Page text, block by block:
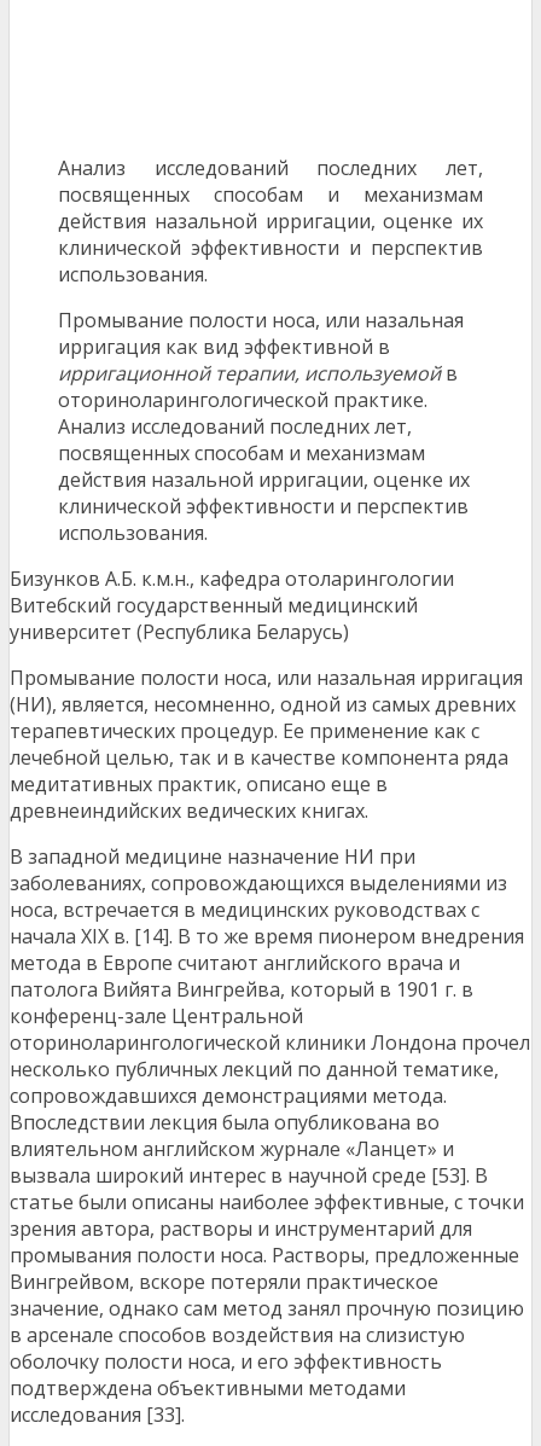
Анализ исследований последних лет,
посвященных способам и механизмам
действия назальной ирригации, оценке их
клинической эффективности и перспектив
использования.
Промывание полости носа, или назальная
ирригация как вид эффективной в
ирригационной терапии, используемойв
оториноларингологической практике.
Анализ исследований последних лет,
посвященных способам и механизмам
действия назальной ирригации, оценке их
клинической эффективности и перспектив
использования.
Бизунков А.Б. к.м.н., кафедра отоларингологии
Витебский государственный медицинский
университет (Республика Беларусь)
Промывание полости носа, или назальная ирригация
(НИ), является, несомненно, одной из самых древних
терапевтических процедур. Ее применение как с
лечебной целью, так и в качестве компонента ряда
медитативных практик, описано еще в
древнеиндийских ведических книгах.
В западной медицине назначение НИ при
заболеваниях, сопровождающихся выделениями из
носа, встречается в медицинских руководствах с
начала XIX в. [14]. В то же время пионером внедрения
метода в Европе считают английского врача и
патолога Вийята Вингрейва, который в 1901 г. в
конференц-зале Центральной
оториноларингологической клиники Лондона прочел
несколько публичных лекций по данной тематике,
сопровождавшихся демонстрациями метода.
Впоследствии лекция была опубликована во
влиятельном английском журнале «Ланцет» и
вызвала широкий интерес в научной среде [53]. В
статье были описаны наиболее эффективные, с точки
зрения автора, растворы и инструментарий для
промывания полости носа. Растворы, предложенные
Вингрейвом, вскоре потеряли практическое
значение, однако сам метод занял прочную позицию
в арсенале способов воздействия на слизистую
оболочку полости носа, и его эффективность
подтверждена объективными методами
исследования [33].